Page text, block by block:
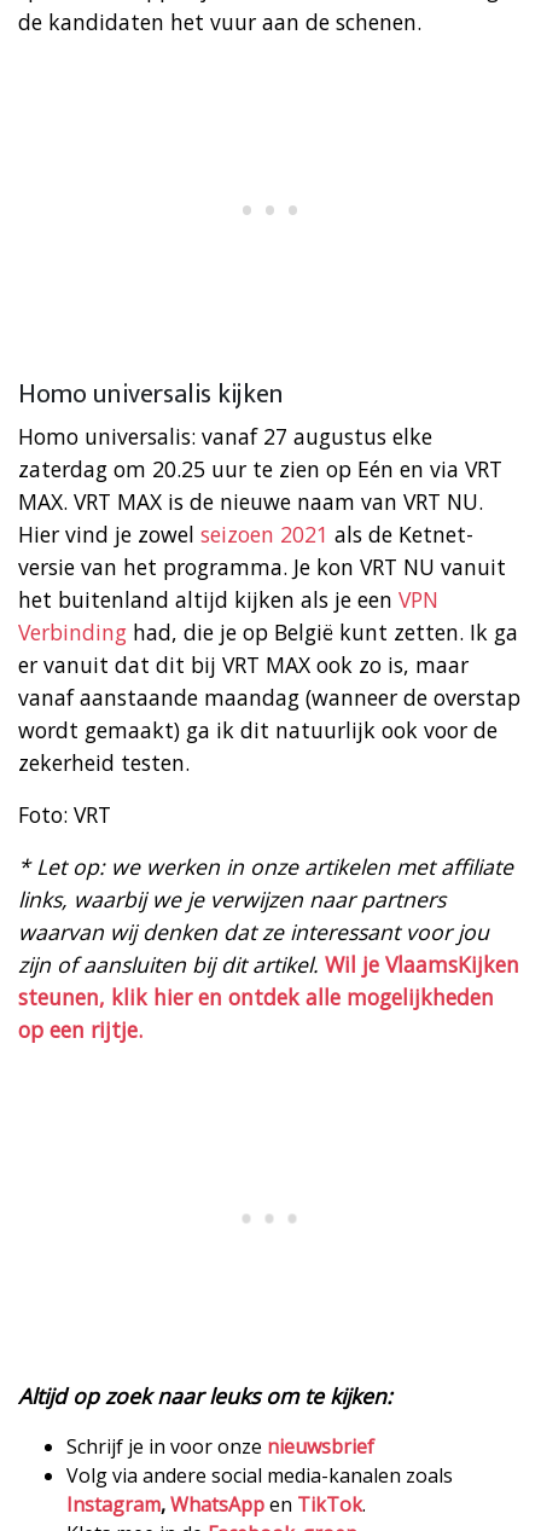
de kandidaten het vuur aan de schenen.
Homo universalis kijken
Homo universalis: vanaf 27 augustus elke
zaterdag om 20.25 uur te zien op Eén en via VRT
MAX. VRT MAX is de nieuwe naam van VRT NU.
Hier vind je zowel seizoen 2021 als de Ketnet-
versie van het programma. Je kon VRT NU vanuit
het buitenland altijd kijken als je een VPN
Verbinding had, die je op België kunt zetten. Ik ga
er vanuit dat dit bij VRT MAX ook zo is, maar
vanaf aanstaande maandag (wanneer de overstap
wordt gemaakt) ga ik dit natuurlijk ook voor de
zekerheid testen.
Foto: VRT
* Let op: we werken in onze artikelen met affiliate
links, waarbij we je verwijzen naar partners
waarvan wij denken dat ze interessant voor jou
zijn of aansluiten bij dit artikel. Wil je VlaamsKijken
steunen, klik hier en ontdek alle mogelijkheden
op een rijtje.
Altijd op zoek naar leuks om te kijken:
Schrijf je in voor onze nieuwsbrief
Volg via andere social media-kanalen zoals
Instagram,WhatsAppen TikTok.